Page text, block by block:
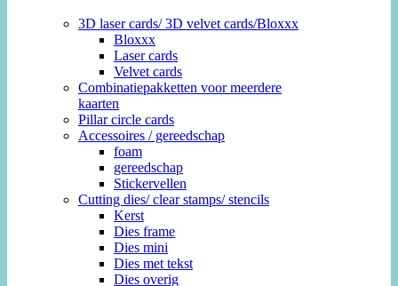
3D laser cards/ 3D velvet cards/Bloxxx
Bloxxx
Laser cards
Velvet cards
Combinatiepakketten voor meerdere
kaarten
Pillar circle cards
Accessoires / gereedschap
foam
gereedschap
Stickervellen
Cutting dies/ clear stamps/ stencils
Kerst
Dies frame
Dies mini
Dies met tekst
Dies overig